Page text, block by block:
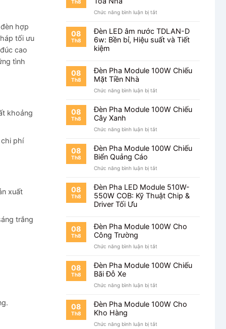
hợp
tối ưu
cao
tình
khoảng
phí
xuất
trắng
Th8
Chức năng bình luận bị tắt
Pha
Module
100W
Nhà
08
Th8
Đèn LED âm nước TDLAN-D
6w: Bền bỉ, Hiệu suất và Tiết
kiệm
08
Th8
Đèn Pha Module 100W Chiếu
Mặt Tiền Nhà
Chức năng bình luận bị tắt
Pha
Module
Tiền
08
Th8
Đèn Pha Module 100W Chiếu
Cây Xanh
Chức năng bình luận bị tắt
Pha
Module
Xanh
08
Th8
Đèn Pha Module 100W Chiếu
Biển Quảng Cáo
Chức năng bình luận bị tắt
Pha
Module
100W
Quảng
08
Th8
Đèn Pha LED Module 510W-
550W COB: Kỹ Thuật Chip &
Driver Tối Ưu
08
Th8
Đèn Pha Module 100W Cho
Công Trường
Chức năng bình luận bị tắt
Pha
Module
Trường
08
Th8
Đèn Pha Module 100W Chiếu
Bãi Đỗ Xe
Chức năng bình luận bị tắt
Pha
Module
08
Th8
Đèn Pha Module 100W Cho
Kho Hàng
Chức năng bình luận bị tắt